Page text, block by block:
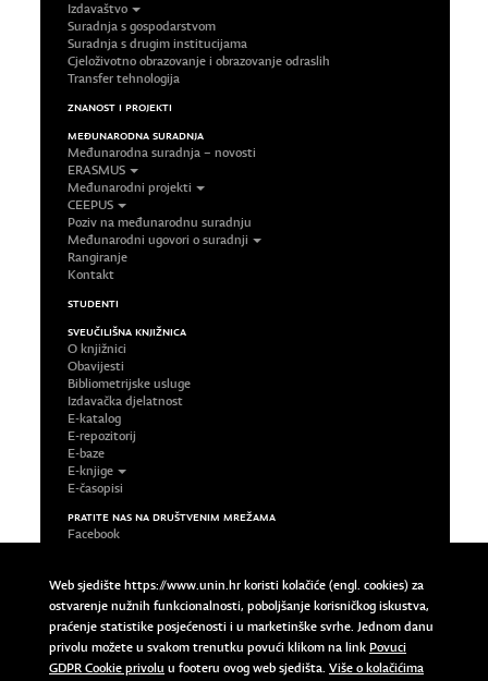
Izdavaštvo
Suradnja s gospodarstvom
Suradnja s drugim institucijama
Cjeloživotno obrazovanje i obrazovanje odraslih
Transfer tehnologija
ZNANOST I PROJEKTI
MEĐUNARODNA SURADNJA
Međunarodna suradnja – novosti
ERASMUS
Međunarodni projekti
CEEPUS
Poziv na međunarodnu suradnju
Međunarodni ugovori o suradnji
Rangiranje
Kontakt
STUDENTI
SVEUČILIŠNA KNJIŽNICA
O knjižnici
Obavijesti
Bibliometrijske usluge
Izdavačka djelatnost
E-katalog
E-repozitorij
E-baze
E-knjige
E-časopisi
PRATITE NAS NA DRUŠTVENIM MREŽAMA
Facebook
Twitter
Impressum
Uvjeti korištenja
Pravila privatnosti
Povuci GDPR Cookie privolu
Web sjedište https://www.unin.hr koristi kolačiće (engl. cookies) za
ostvarenje nužnih funkcionalnosti, poboljšanje korisničkog iskustva,
praćenje statistike posjećenosti i u marketinške svrhe. Jednom danu
privolu možete u svakom trenutku povući klikom na link Povuci
GDPR Cookie privolu u footeru ovog web sjedišta. Više o kolačićima